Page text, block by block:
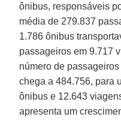
ônibus, responsáveis
média de 279.837
1.786 ônibus
passageiros em 9.717
número de
chega a 484.756, para
ônibus e 12.643
apresenta um